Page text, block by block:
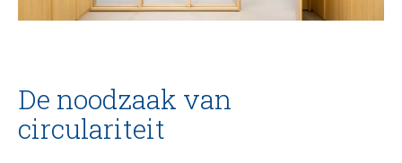
De noodzaak van
circulariteit